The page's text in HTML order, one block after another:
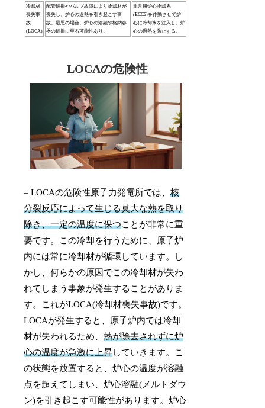
冷却材
喪失事
故
(LOCA)
配管破損やバルブ故障により冷却材が
喪失し、炉心の過熱を引き起こす事
故。最悪の場合、炉心の溶融や格納容
器の破損に至る可能性あり。
非常用炉心冷却系
(ECCS)を作動させて炉
心に冷却水を注入し、炉
心の過熱を防止する。
LOCAの危険性
– LOCAの危険性原子力発電所では、核
分裂反応によって生じる莫大な熱を取り
除き、一定の温度に保つことが非常に重
要です。この冷却を行うために、原子炉
内には常に冷却材が循環しています。し
かし、何らかの原因でこの冷却材が失わ
れてしまう事象が発生することがありま
す。これがLOCA(冷却材喪失事故)です。
LOCAが発生すると、原子炉内では冷却
材が失われるため、熱が除去されずに炉
心の温度が急激に上昇していきます。こ
の状態を放置すると、炉心の温度が溶融
点を超えてしまい、炉心溶融(メルトダウ
ン)を引き起こす可能性があります。炉心